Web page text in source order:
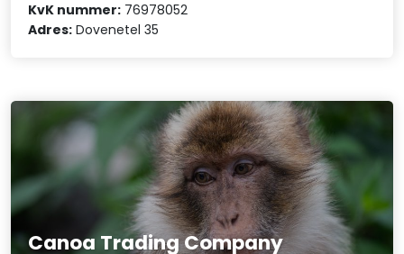
KvK nummer: 76978052
Adres: Dovenetel 35
Canoa Trading Company